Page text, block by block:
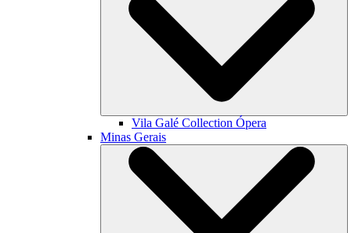
Vila Galé Collection Ópera
Minas Gerais